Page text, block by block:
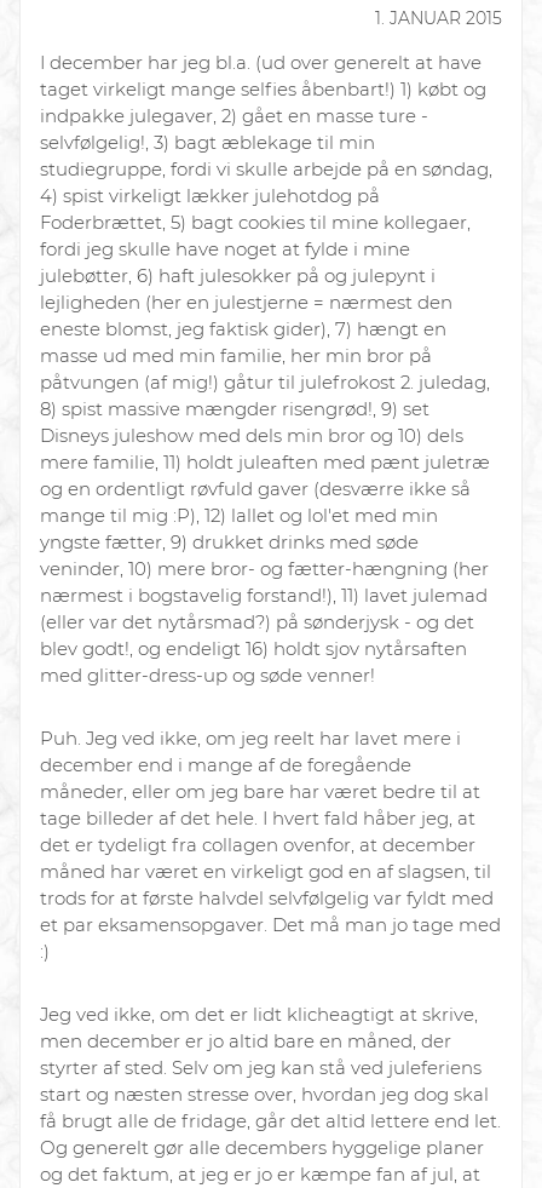
1. JANUAR 2015
I december har jeg bl.a. (ud over generelt at have
taget virkeligt mange selfies åbenbart!) 1) købt og
indpakke julegaver, 2) gået en masse ture -
selvfølgelig!, 3) bagt æblekage til min
studiegruppe, fordi vi skulle arbejde på en søndag,
4) spist virkeligt lækker julehotdog på
Foderbrættet, 5) bagt cookies til mine kollegaer,
fordi jeg skulle have noget at fylde i mine
julebøtter, 6) haft julesokker på og julepynt i
lejligheden (her en julestjerne = nærmest den
eneste blomst, jeg faktisk gider), 7) hængt en
masse ud med min familie, her min bror på
påtvungen (af mig!) gåtur til julefrokost 2. juledag,
8) spist massive mængder risengrød!, 9) set
Disneys juleshow med dels min bror og 10) dels
mere familie, 11) holdt juleaften med pænt juletræ
og en ordentligt røvfuld gaver (desværre ikke så
mange til mig :P), 12) lallet og lol'et med min
yngste fætter, 9) drukket drinks med søde
veninder, 10) mere bror- og fætter-hængning (her
nærmest i bogstavelig forstand!), 11) lavet julemad
(eller var det nytårsmad?) på sønderjysk - og det
blev godt!, og endeligt 16) holdt sjov nytårsaften
med glitter-dress-up og søde venner!
Puh. Jeg ved ikke, om jeg reelt har lavet mere i
december end i mange af de foregående
måneder, eller om jeg bare har været bedre til at
tage billeder af det hele. I hvert fald håber jeg, at
det er tydeligt fra collagen ovenfor, at december
måned har været en virkeligt god en af slagsen, til
trods for at første halvdel selvfølgelig var fyldt med
et par eksamensopgaver. Det må man jo tage med
:)
Jeg ved ikke, om det er lidt klicheagtigt at skrive,
men december er jo altid bare en måned, der
styrter af sted. Selv om jeg kan stå ved juleferiens
start og næsten stresse over, hvordan jeg dog skal
få brugt alle de fridage, går det altid lettere end let.
Og generelt gør alle decembers hyggelige planer
og det faktum, at jeg er jo er kæmpe fan af jul, at